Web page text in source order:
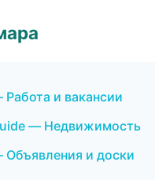
и вакансии
— Недвижимость
и доски